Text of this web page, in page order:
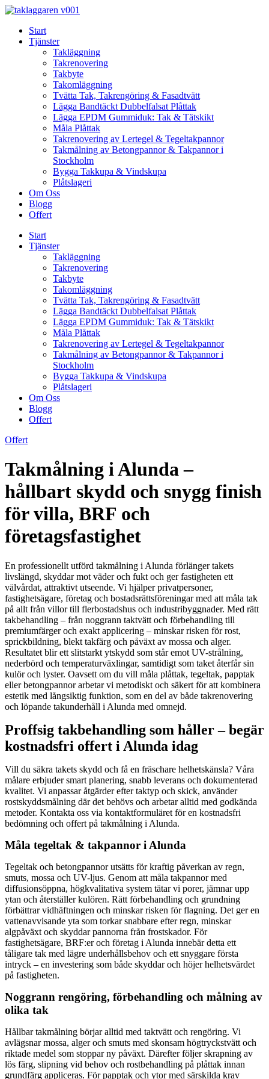
Skip
contentStart
Tjänster
Takläggning
Takrenovering
Takbyte
Takomläggning
Tvätta Tak, Takrengöring & Fasadtvätt
Lägga Bandtäckt Dubbelfalsat Plåttak
Lägga EPDM Gummiduk: Tak & Tätskikt
Måla Plåttak
Takrenovering av Lertegel & Tegeltakpannor
Takmålning av Betongpannor & Takpannor i
Stockholm
Bygga Takkupa & Vindskupa
Plåtslageri
Om Oss
Blogg
Offert
Start
Tjänster
Takläggning
Takrenovering
Takbyte
Takomläggning
Tvätta Tak, Takrengöring & Fasadtvätt
Lägga Bandtäckt Dubbelfalsat Plåttak
Lägga EPDM Gummiduk: Tak & Tätskikt
Måla Plåttak
Takrenovering av Lertegel & Tegeltakpannor
Takmålning av Betongpannor & Takpannor i
Stockholm
Bygga Takkupa & Vindskupa
Plåtslageri
Om Oss
Blogg
Offert
Offert
Takmålning i Alunda –
hållbart skydd och snygg finish
för villa, BRF och
företagsfastighet
En professionellt utförd takmålning i Alunda förlänger takets
livslängd, skyddar mot väder och fukt och ger fastigheten ett
välvårdat, attraktivt utseende. Vi hjälper privatpersoner,
fastighetsägare, företag och bostadsrättsföreningar med att måla tak
på allt från villor till flerbostadshus och industribyggnader. Med rätt
takbehandling – från noggrann taktvätt och förbehandling till
premiumfärger och exakt applicering – minskar risken för rost,
sprickbildning, blekt takfärg och påväxt av mossa och alger.
Resultatet blir ett slitstarkt ytskydd som står emot UV-strålning,
nederbörd och temperaturväxlingar, samtidigt som taket återfår sin
kulör och lyster. Oavsett om du vill måla plåttak, tegeltak, papptak
eller betongpannor arbetar vi metodiskt och säkert för att kombinera
estetik med långsiktig funktion, som en del av både takrenovering
och löpande takunderhåll i Alunda med omnejd.
Proffsig takbehandling som håller – begär
kostnadsfri offert i Alunda idag
Vill du säkra takets skydd och få en fräschare helhetskänsla? Våra
målare erbjuder smart planering, snabb leverans och dokumenterad
kvalitet. Vi anpassar åtgärder efter taktyp och skick, använder
rostskyddsmålning där det behövs och arbetar alltid med godkända
metoder. Kontakta oss via kontaktformuläret för en kostnadsfri
bedömning och offert på takmålning i Alunda.
Måla tegeltak & takpannor i Alunda
Tegeltak och betongpannor utsätts för kraftig påverkan av regn,
smuts, mossa och UV-ljus. Genom att måla takpannor med
diffusionsöppna, högkvalitativa system tätar vi porer, jämnar upp
ytan och återställer kulören. Rätt förbehandling och grundning
förbättrar vidhäftningen och minskar risken för flagning. Det ger en
vattenavvisande yta som torkar snabbare efter regn, minskar
algpåväxt och skyddar pannorna från frostskador. För
fastighetsägare, BRF:er och företag i Alunda innebär detta ett
tåligare tak med lägre underhållsbehov och ett snyggare första
intryck – en investering som både skyddar och höjer helhetsvärdet
på fastigheten.
Noggrann rengöring, förbehandling och målning av
olika tak
Hållbar takmålning börjar alltid med taktvätt och rengöring. Vi
avlägsnar mossa, alger och smuts med skonsam högtryckstvätt och
riktade medel som stoppar ny påväxt. Därefter följer skrapning av
lös färg, slipning vid behov och rostbehandling på plåttak innan
grundfärg appliceras. För papptak och ytor med särskilda krav